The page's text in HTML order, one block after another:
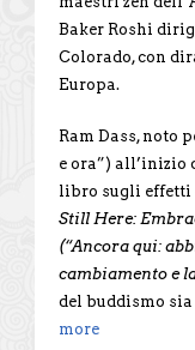
Baker Roshi
Colorado, con
Europa.
Ram Dass, noto
e ora”) all’inizio
libro sugli effetti
Still Here:
(“Ancora qui:
cambiamento e
del buddismo
more